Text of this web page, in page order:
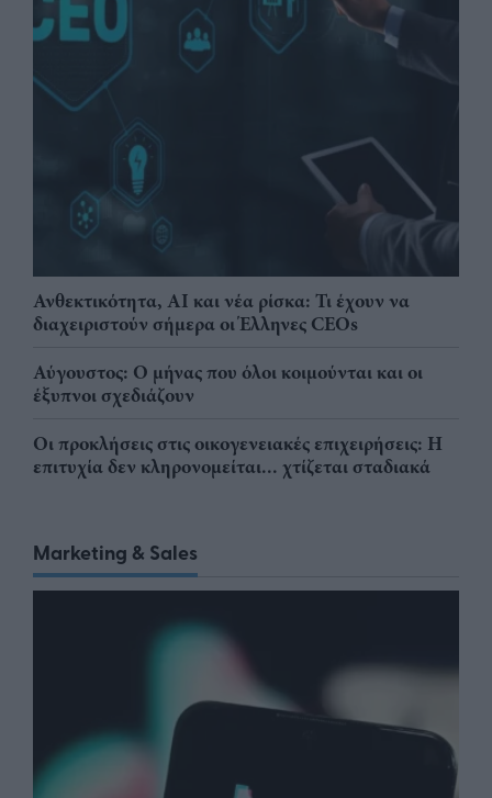
Ανθεκτικότητα, AI και νέα ρίσκα: Τι έχουν να
διαχειριστούν σήμερα οι Έλληνες CEOs
Αύγουστος: Ο μήνας που όλοι κοιμούνται και οι
έξυπνοι σχεδιάζουν
Οι προκλήσεις στις οικογενειακές επιχειρήσεις: Η
επιτυχία δεν κληρονομείται... χτίζεται σταδιακά
Marketing & Sales